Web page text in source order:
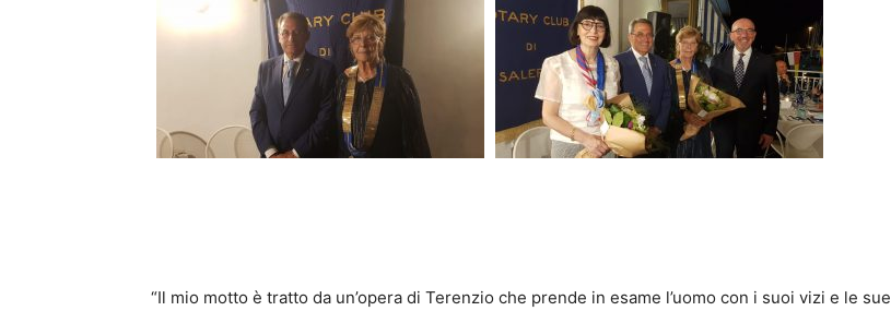
“Il mio motto è tratto da un’opera di Terenzio che prende in esame l’uomo con i suoi vizi e le sue